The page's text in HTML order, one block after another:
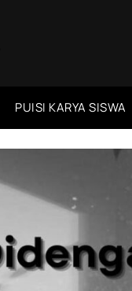
PUISI KARYA SISWA